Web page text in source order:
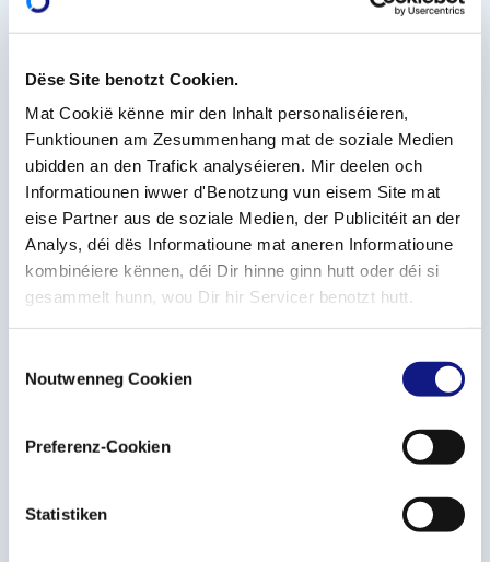
Dëse Site benotzt Cookien.
Mat Cookië kënne mir den Inhalt personaliséieren,
Funktiounen am Zesummenhang mat de soziale Medien
ubidden an den Trafick analyséieren. Mir deelen och
Informatiounen iwwer d'Benotzung vun eisem Site mat
eise Partner aus de soziale Medien, der Publicitéit an der
Analys, déi dës Informatioune mat aneren Informatioune
kombinéiere kënnen, déi Dir hinne ginn hutt oder déi si
gesammelt hunn, wou Dir hir Servicer benotzt hutt.
Noutwenneg Cookien
Preferenz-Cookien
Statistiken
S'informer sur le cofinancement